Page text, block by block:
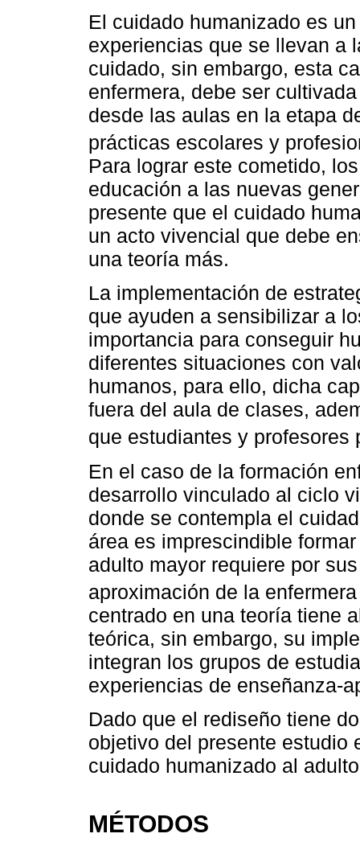
El cuidado humanizado es
experiencias que se llevan a
cuidado, sin embargo, esta
enfermera, debe ser
desde las aulas en la etapa
prácticas escolares y
Para lograr este cometido,
educación a las nuevas
presente que el cuidado
un acto vivencial que debe
una teoría más.
La implementación de
que ayuden a sensibilizar a
importancia para conseguir
diferentes situaciones con
humanos, para ello, dicha
fuera del aula de clases,
que estudiantes y
En el caso de la formación
desarrollo vinculado al ciclo
donde se contempla el
área es imprescindible
adulto mayor requiere por
aproximación de la
centrado en una teoría tiene
teórica, sin embargo, su
integran los grupos de
experiencias de enseñanza-
Dado que el rediseño tiene
objetivo del presente estudio
cuidado humanizado al
MÉTODOS